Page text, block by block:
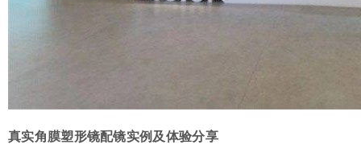
真实角膜塑形镜配镜实例及体验分享